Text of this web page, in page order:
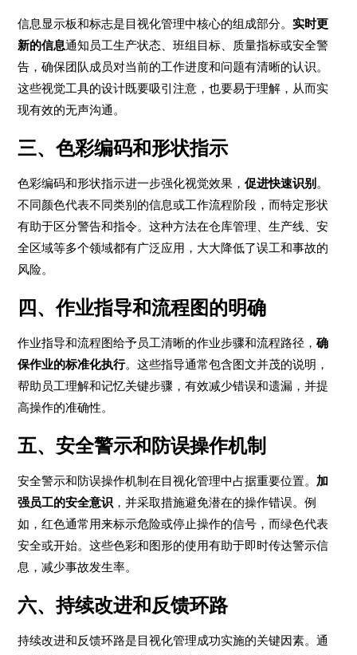
信息显示板和标志是目视化管理中核心的组成部分。实时更
新的信息通知员工生产状态、班组目标、质量指标或安全警
告，确保团队成员对当前的工作进度和问题有清晰的认识。
这些视觉工具的设计既要吸引注意，也要易于理解，从而实
现有效的无声沟通。
三、色彩编码和形状指示
色彩编码和形状指示进一步强化视觉效果，促进快速识别 。
不同颜色代表不同类别的信息或工作流程阶段，而特定形状
有助于区分警告和指令。这种方法在仓库管理、生产线、安
全区域等多个领域都有广泛应用，大大降低了误工和事故的
风险。
四、作业指导和流程图的明确
作业指导和流程图给予员工清晰的作业步骤和流程路径，确
保作业的标准化执行。这些指导通常包含图文并茂的说明，
帮助员工理解和记忆关键步骤，有效减少错误和遗漏，并提
高操作的准确性。
五、安全警示和防误操作机制
安全警示和防误操作机制在目视化管理中占据重要位置。 加
强员工的安全意识 ，并采取措施避免潜在的操作错误。例
如，红色通常用来标示危险或停止操作的信号，而绿色代表
安全或开始。这些色彩和图形的使用有助于即时传达警示信
息，减少事故发生率。
六、持续改进和反馈环路
持续改进和反馈环路是目视化管理成功实施的关键因素。通